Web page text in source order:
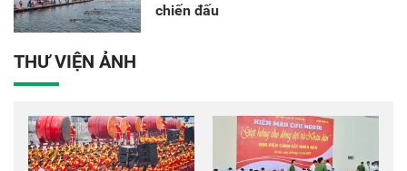
chiến đấu
THƯ VIỆN ẢNH